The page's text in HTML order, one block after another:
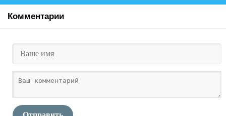
Комментарии